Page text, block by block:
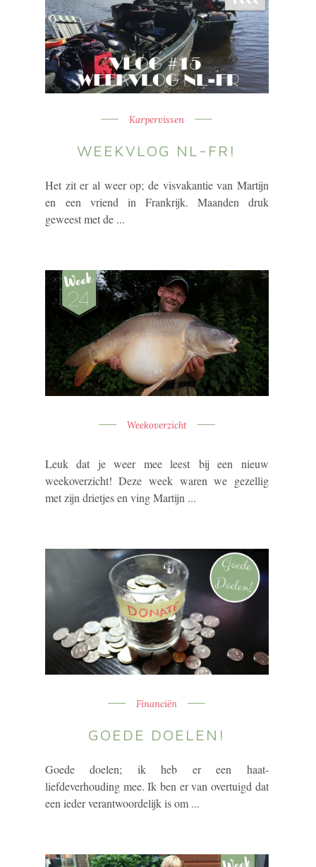
Karpervissen
WEEKVLOG NL-FR!
Het zit er al weer op; de visvakantie van Martijn
en een vriend in Frankrijk. Maanden druk
geweest met de ...
Weekoverzicht
Leuk dat je weer mee leest bij een nieuw
weekoverzicht! Deze week waren we gezellig
met zijn drietjes en ving Martijn ...
Financiën
GOEDE DOELEN!
Goede doelen; ik heb er een haat-
liefdeverhouding mee. Ik ben er van overtuigd dat
een ieder verantwoordelijk is om ...